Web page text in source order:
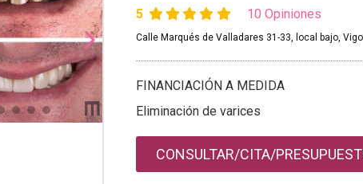
5 10 Opiniones
Calle Marqués de Valladares 31-33, local bajo, Vigo
FINANCIACIÓN A MEDIDA
Eliminación de varices
CONSULTAR/CITA/